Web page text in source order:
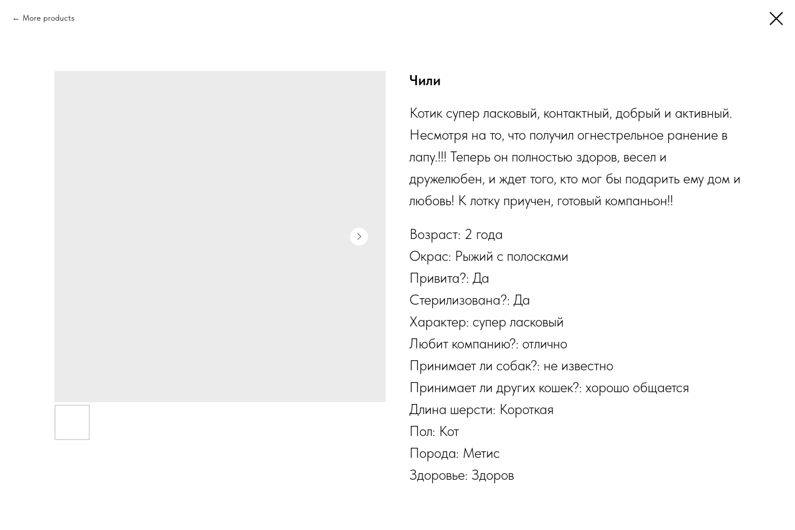
More products
Чили
Котик супер ласковый, контактный, добрый и активный.
Несмотря на то, что получил огнестрельное ранение в
лапу.!!! Теперь он полностью здоров, весел и
дружелюбен, и ждет того, кто мог бы подарить ему дом и
любовь! К лотку приучен, готовый компаньон!!
Возраст: 2 года
Окрас: Рыжий с полосками
Привита?: Да
Стерилизована?: Да
Характер: супер ласковый
Любит компанию?: отлично
Принимает ли собак?: не известно
Принимает ли других кошек?: хорошо общается
Длина шерсти: Короткая
Пол: Кот
Порода: Метис
Здоровье: Здоров